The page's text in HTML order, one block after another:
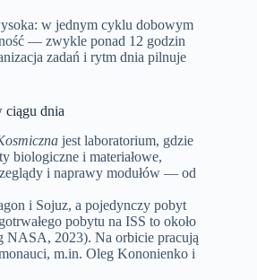
w jednym cyklu dobowym
— zwykle ponad 12 godzin
zadań i rytm dnia pilnuje
ciągu dnia
jest laboratorium, gdzie
biologiczne i materiałowe,
i naprawy modułów — od
i Sojuz, a pojedynczy pobyt
pobytu na ISS to około
NASA, 2023). Na orbicie pracują
m.in. Oleg Kononienko i